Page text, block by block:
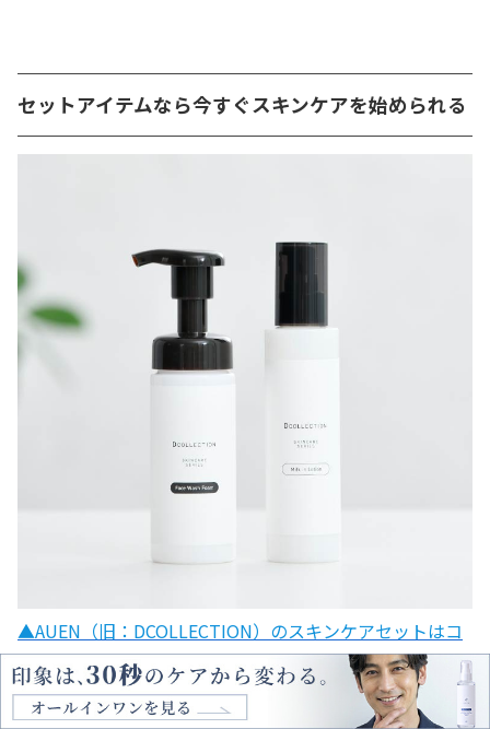
セットアイテムなら今すぐスキンケアを始められる
▲AUEN（旧：DCOLLECTION）のスキンケアセットはコ
チラ